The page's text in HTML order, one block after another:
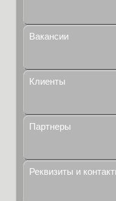
Вакансии
Клиенты
Партнеры
Реквизиты и